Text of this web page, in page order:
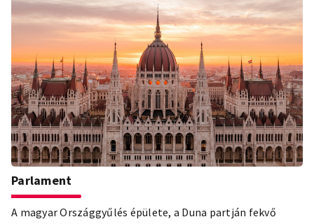
Parlament
A magyar Országgyűlés épülete, a Duna partján fekvő